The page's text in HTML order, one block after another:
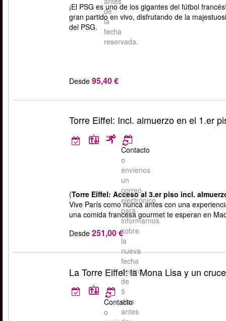
de
la
fecha
reservada.
¡El PSG es uno de los gigantes del fútbol
gran partido en vivo, disfrutando de la
del PSG.
Desde 95,40 €
Torre Eiffel: Incl. almuerzo en el 1.er
Contacto
o
envíenos
un
correo
electrónico
para
informarnos
sobre
la
nueva
fecha
dentro
de
5
días
antes
(Torre Eiffel: Acceso al 3.er piso incl.
Vive París como nunca antes con una
una comida francesa gourmet te esperan en
Desde 251,00 €
La Torre Eiffel: la Mona Lisa y un
Contacto
o